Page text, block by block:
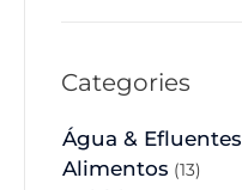
Categories
Água & Efluentes
Alimentos (13)